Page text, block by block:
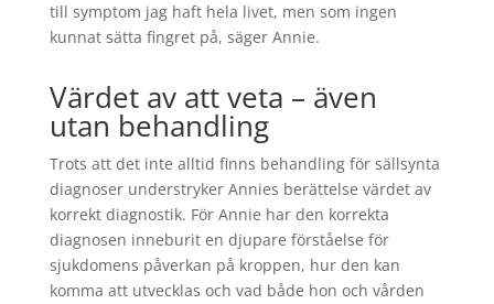
till symptom jag haft hela livet, men som ingen
kunnat sätta fingret på, säger Annie.
Värdet av att veta – även
utan behandling
Trots att det inte alltid finns behandling för sällsynta
diagnoser understryker Annies berättelse värdet av
korrekt diagnostik. För Annie har den korrekta
diagnosen inneburit en djupare förståelse för
sjukdomens påverkan på kroppen, hur den kan
komma att utvecklas och vad både hon och vården